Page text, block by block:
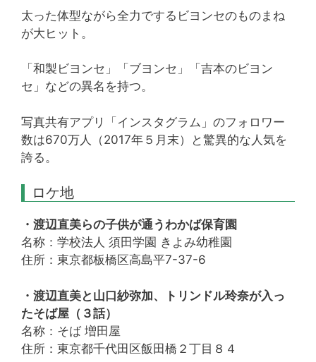
太った体型ながら全力でするビヨンセのものまね
が大ヒット。
「和製ビヨンセ」「ブヨンセ」「吉本のビヨン
セ」などの異名を持つ。
写真共有アプリ「インスタグラム」のフォロワー
数は670万人（2017年５月末）と驚異的な人気を
誇る。
ロケ地
・渡辺直美らの子供が通うわかば保育園
名称：学校法人 須田学園 きよみ幼稚園
住所：東京都板橋区高島平7-37-6
・渡辺直美と山口紗弥加、トリンドル玲奈が入っ
たそば屋（３話）
名称：そば 増田屋
住所：東京都千代田区飯田橋２丁目８４